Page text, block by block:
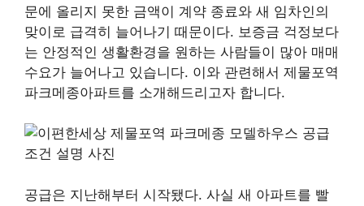
문에 올리지 못한 금액이 계약 종료와 새 임차인의
맞이로 급격히 늘어나기 때문이다. 보증금 걱정보다
는 안정적인 생활환경을 원하는 사람들이 많아 매매
수요가 늘어나고 있습니다. 이와 관련해서 제물포역
파크메종아파트를 소개해드리고자 합니다.
공급은 지난해부터 시작됐다. 사실 새 아파트를 빨